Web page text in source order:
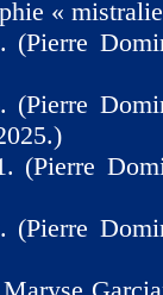
«
(Pierre
(Pierre
(Pierre
(Pierre